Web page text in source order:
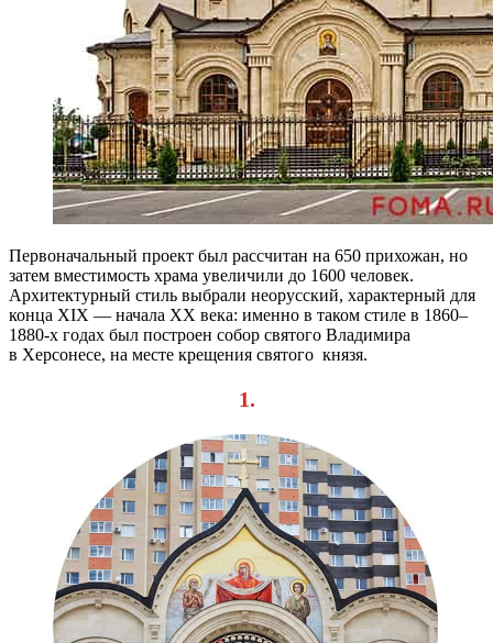
Первоначальный проект был рассчитан на 650 прихожан, но
затем вместимость храма увеличили до 1600 человек.
Архитектурный стиль выбрали неорусский, характерный для
конца XIX — начала XX века: именно в таком стиле в 1860–
1880-х годах был построен собор святого Владимира
в Херсонесе, на месте крещения святого князя.
1.